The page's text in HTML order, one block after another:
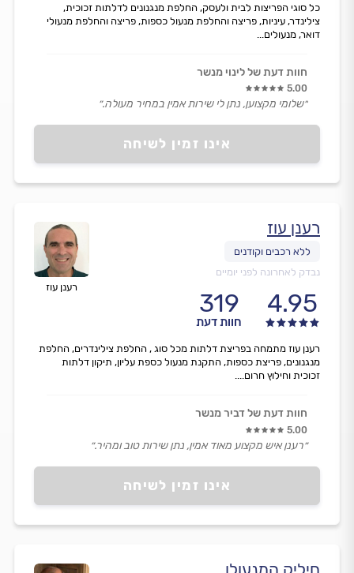
אינו זמין לשיחה
כל סוגי הפריצות לבית ולעסק, החלפת מנגנונים לדלתות זכוכית,
צילינדר, עיניות, פריצה והחלפת מנעול כספות, פריצה והחלפת מנעולי
דואר, מנעולים...
חוות דעת של לינוי מנשר
5.00
״שלומי מקצוען, נתן לי שירות אמין במחיר מעולה.״
רענן עוז
רענן עוז
נבדק לאחרונה לפני יומיים
4.95
319
חוות דעת
אינו זמין לשיחה
רענן עוז מתמחה בפריצת דלתות מכל סוג , החלפת צילינדרים, החלפת
מנגנונים, פריצת כספות, התקנת מנעול כספת עליון, תיקון דלתות
זכוכית וחילוץ חרום....
חוות דעת של דביר מנשר
5.00
״רענן איש מקצוע מאוד אמין, נתן שירות טוב ומהיר.״
חיליק המנעולן